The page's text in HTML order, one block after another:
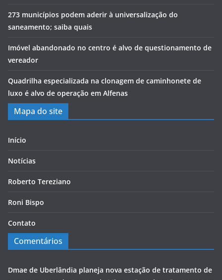
273 municípios podem aderir à universalização do
saneamento; saiba quais
Imóvel abandonado no centro é alvo de questionamento de
vereador
Quadrilha especializada na clonagem de caminhonete de
luxo é alvo de operação em Alfenas
Mapa do site
Início
Notícias
Roberto Tereziano
Roni Bispo
Contato
Comentários
Dmae de Uberlândia planeja nova estação de tratamento de